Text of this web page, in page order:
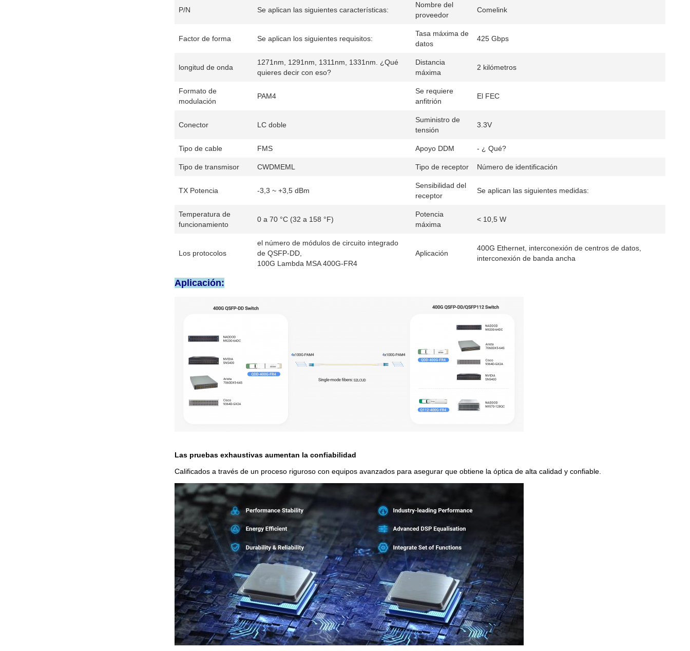
P/N Se aplican las siguientes características:
Nombre del
proveedor
Comelink
Factor de forma Se aplican los siguientes requisitos:
Tasa máxima de
datos
425 Gbps
longitud de onda
1271nm, 1291nm, 1311nm, 1331nm. ¿Qué
quieres decir con eso?
Distancia
máxima
2 kilómetros
Formato de
modulación
PAM4
Se requiere
anfitrión
El FEC
Conector LC doble
Suministro de
tensión
3.3V
Tipo de cable FMS Apoyo DDM - ¿ Qué?
Tipo de transmisor CWDMEML Tipo de receptor Número de identificación
TX Potencia -3,3 ~ +3,5 dBm
Sensibilidad del
receptor
Se aplican las siguientes medidas:
Temperatura de
funcionamiento
0 a 70 °C (32 a 158 °F)
Potencia
máxima
< 10,5 W
Los protocolos
el número de módulos de circuito integrado
de QSFP-DD,
100G Lambda MSA 400G-FR4
Aplicación
400G Ethernet, interconexión de centros de datos,
interconexión de banda ancha
Aplicación:
Las pruebas exhaustivas aumentan la confiabilidad
Calificados a través de un proceso riguroso con equipos avanzados para asegurar que obtiene la óptica de alta calidad y confiable.